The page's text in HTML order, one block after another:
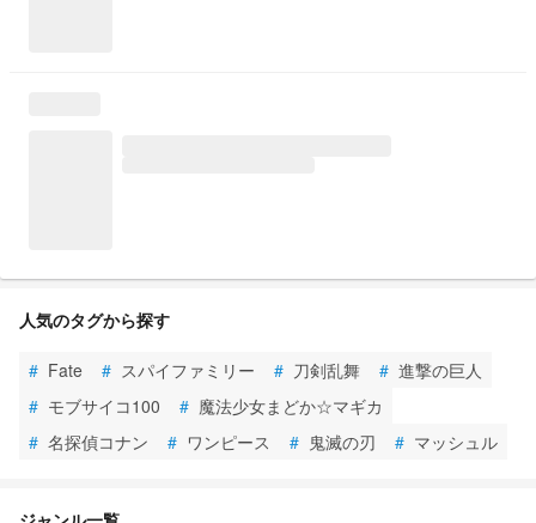
人気のタグから探す
# Fate # スパイファミリー # 刀剣乱舞 # 進撃の巨人
# モブサイコ100 # 魔法少女まどか☆マギカ
# 名探偵コナン # ワンピース # 鬼滅の刃 # マッシュル